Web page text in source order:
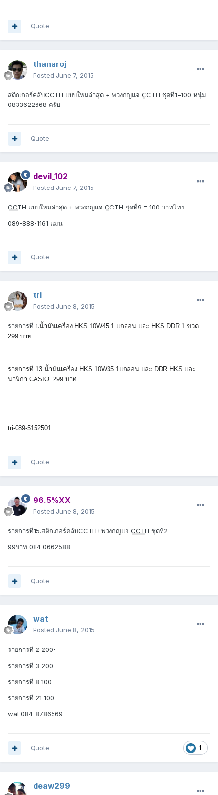
Quote
thanaroj
Posted June 7, 2015
สติกเกอร์คลับCCTH แบบใหม่ล่าสุด + พวงกญแจ CCTH ชุดที่1=100 หนุ่ม
0833622668 ครับ
Quote
devil_102
Posted June 7, 2015
CCTH แบบใหม่ล่าสุด + พวงกญแจ CCTH ชุดที่9 = 100 บาทไทย
089-888-1161 แมน
Quote
tri
Posted June 8, 2015
รายการที่ 1.น้ำมันเครื่อง HKS 10W45 1 แกลอน และ HKS DDR 1 ขวด
299 บาท
รายการที่ 13.น้ำมันเครื่อง HKS 10W35 1แกลอน และ DDR HKS และ
นาฬิกา CASIO 299 บาท
tri-089-5152501
Quote
96.5%XX
Posted June 8, 2015
รายการที่15.สติกเกอร์คลับCCTH+พวงกญแจ CCTH ชุดที่2
99บาท 084 0662588
Quote
wat
Posted June 8, 2015
รายการที่ 2 200-
รายการที่ 3 200-
รายการที่ 8 100-
รายการที่ 21 100-
wat 084-8786569
1
Quote
deaw299